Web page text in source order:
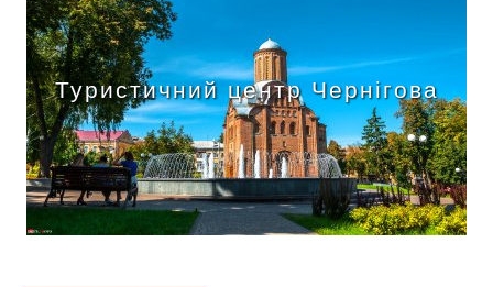
Туристичний центр Чернігова